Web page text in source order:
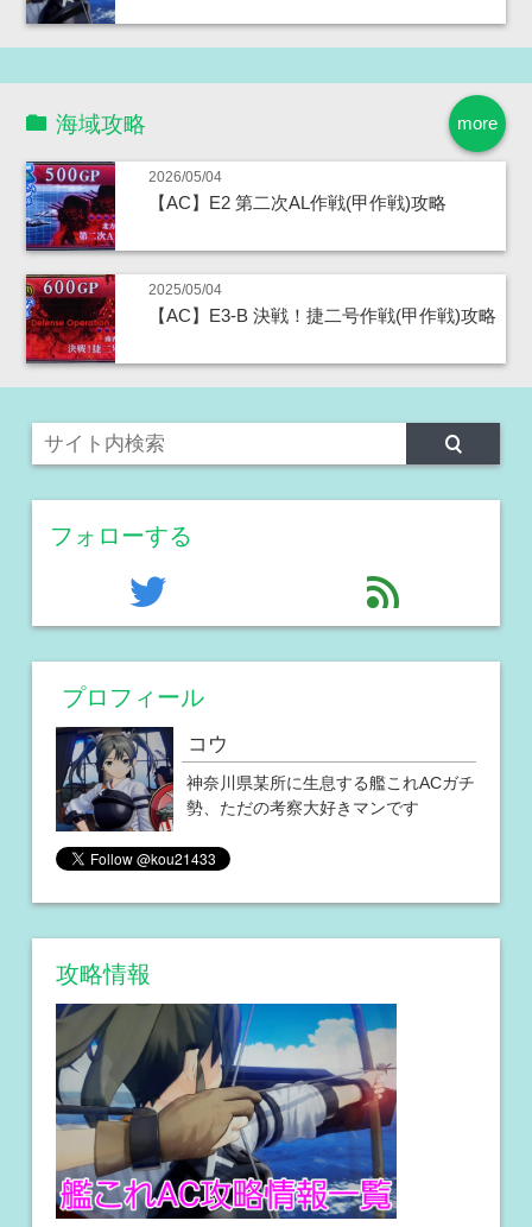
more
海域攻略
2026/05/04
【AC】E2 第二次AL作戦(甲作戦)攻略
2025/05/04
【AC】E3-B 決戦！捷二号作戦(甲作戦)攻略
フォローする
twitter feed
プロフィール
コウ
神奈川県某所に生息する艦これACガチ
勢、ただの考察大好きマンです
攻略情報